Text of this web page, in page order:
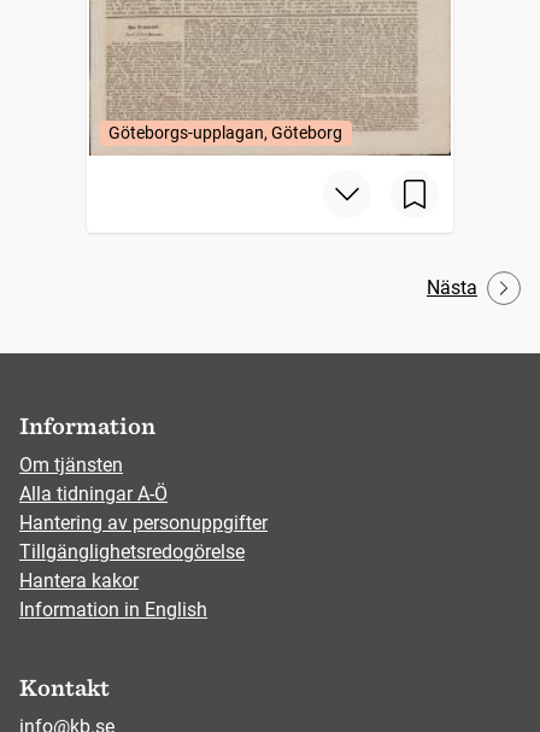
Göteborgs-upplagan, Göteborg
Nästa
Information
Om tjänsten
Alla tidningar A-Ö
Hantering av personuppgifter
Tillgänglighetsredogörelse
Hantera kakor
Information in English
Kontakt
info@kb.se